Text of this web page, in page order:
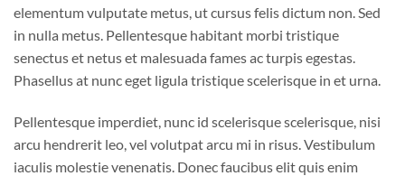
elementum vulputate metus, ut cursus felis dictum non. Sed
in nulla metus. Pellentesque habitant morbi tristique
senectus et netus et malesuada fames ac turpis egestas.
Phasellus at nunc eget ligula tristique scelerisque in et urna.
Pellentesque imperdiet, nunc id scelerisque scelerisque, nisi
arcu hendrerit leo, vel volutpat arcu mi in risus. Vestibulum
iaculis molestie venenatis. Donec faucibus elit quis enim